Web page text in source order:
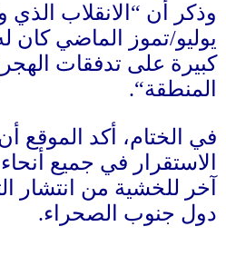
وذكر أن “ الانقلاب
يوليو/تموز الماضي كان
كبيرة على تدفقات
المنطقة“.
في الختام، أكد الموقع
الاستقرار في جميع
آخر للخشية من انتشار
دول جنوب الصحراء.